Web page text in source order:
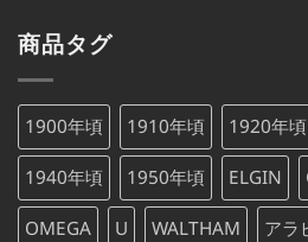
で
価
¥88,000
で
た。
は
¥88,000
で
す。
商品タグ
1900年頃 1910年頃 1920年頃
1940年頃 1950年頃 ELGIN
OMEGA U WALTHAM アラ